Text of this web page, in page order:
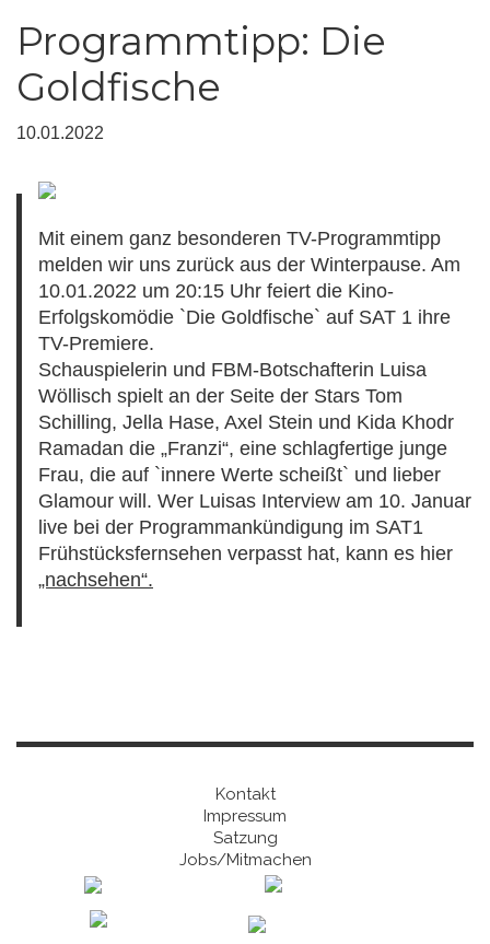
Programmtipp: Die
Goldfische
10.01.2022
Mit einem ganz besonderen TV-Programmtipp
melden wir uns zurück aus der Winterpause. Am
10.01.2022 um 20:15 Uhr feiert die Kino-
Erfolgskomödie `Die Goldfische` auf SAT 1 ihre
TV-Premiere.
Schauspielerin und FBM-Botschafterin Luisa
Wöllisch spielt an der Seite der Stars Tom
Schilling, Jella Hase, Axel Stein und Kida Khodr
Ramadan die „Franzi“, eine schlagfertige junge
Frau, die auf `innere Werte scheißt` und lieber
Glamour will. Wer Luisas Interview am 10. Januar
live bei der Programmankündigung im SAT1
Frühstücksfernsehen verpasst hat, kann es hier
„nachsehen“.
Kontakt
Impressum
Satzung
Jobs/Mitmachen